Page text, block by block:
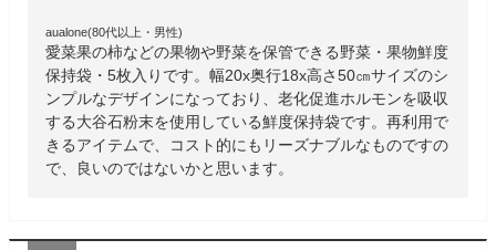
aualone(80代以上・男性)
愛菜果の柿などの果物や野菜を保管できる野菜・果物鮮度
保持袋・5枚入りです。幅20x奥行18x高さ50㎝サイズのシ
ンプルなデザインになっており、老化促進ホルモンを吸収
する大谷石粉末を使用している鮮度保持袋です。再利用で
きるアイテムで、コスト的にもリーズナブルなものですの
で、良いのではないかと思います。